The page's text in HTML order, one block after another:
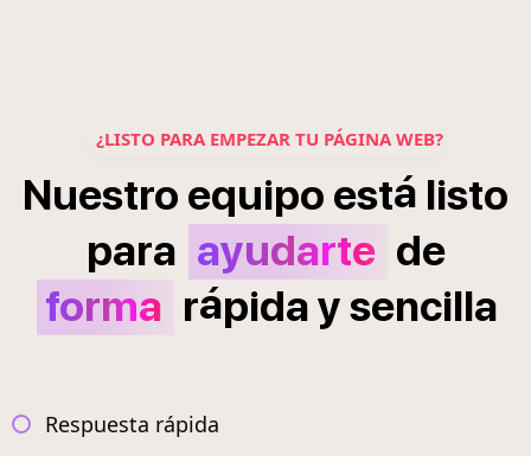
¿LISTO PARA EMPEZAR TU PÁGINA WEB?
Nuestro equipo está listo
para ayudarte de
forma rápidaysencilla
Respuesta rápida